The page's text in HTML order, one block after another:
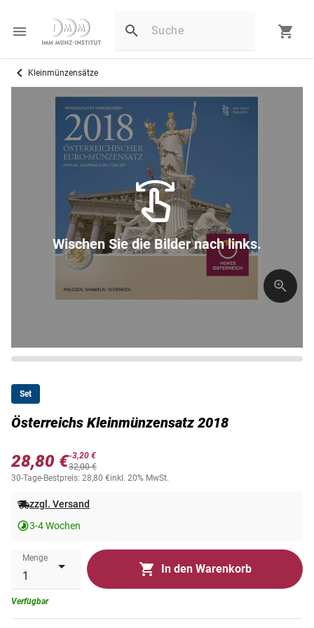
Kleinmünzensätze
Wischen Sie die Bilder nach links.
Set
Österreichs Kleinmünzensatz 2018
28,80 €-3,20 €
32,00 €
30-Tage-Bestpreis: 28,80 €inkl. 20% MwSt.
zzgl. Versand
3-4 Wochen
Menge
In den Warenkorb
Verfügbar